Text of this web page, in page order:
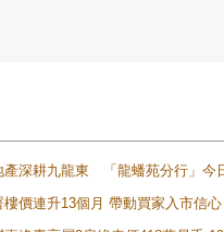
產深耕九龍東 「龍蟠苑分行」今
樓價連升13個月 帶動買家入市信